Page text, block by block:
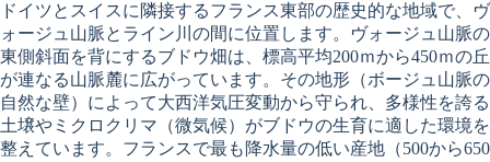
ドイツとスイスに隣接するフランス東部の歴史的な地域で、ヴ
ォージュ山脈とライン川の間に位置します。ヴォージュ山脈の
東側斜面を背にするブドウ畑は、標高平均200ｍから450ｍの丘
が連なる山脈麓に広がっています。その地形（ボージュ山脈の
自然な壁）によって大西洋気圧変動から守られ、多様性を誇る
土壌やミクロクリマ（微気候）がブドウの生育に適した環境を
整えています。フランスで最も降水量の低い産地（500から650